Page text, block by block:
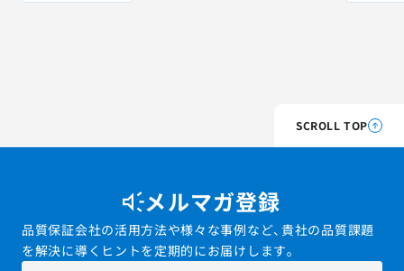
SCROLL TOP
メルマガ登録
品質保証会社の活用方法や様々な事例など、貴社の品質課題
を解決に導くヒントを定期的にお届けします。